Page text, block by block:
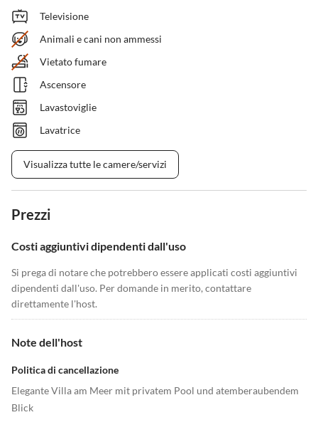
Televisione
Animali e cani non ammessi
Vietato fumare
Ascensore
Lavastoviglie
Lavatrice
Visualizza tutte le camere/servizi
Prezzi
Costi aggiuntivi dipendenti dall'uso
Si prega di notare che potrebbero essere applicati costi aggiuntivi
dipendenti dall'uso. Per domande in merito, contattare
direttamente l'host.
Note dell'host
Politica di cancellazione
Elegante Villa am Meer mit privatem Pool und atemberaubendem
Blick